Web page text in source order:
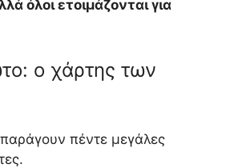
όλοι ετοιμάζονται για
ο χάρτης των
πέντε μεγάλες